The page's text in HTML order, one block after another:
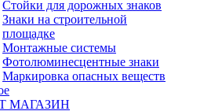
Стойки для дорожных знаков
Знаки на строительной
площадке
Монтажные системы
Фотолюминесцентные знаки
Маркировка опасных веществ
МАГАЗИН